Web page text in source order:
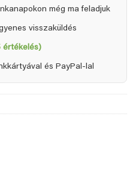
még ma feladjuk
visszaküldés
értékelés)
és PayPal-lal